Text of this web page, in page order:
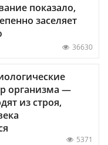
показало,
заселяет
36630
организма —
из строя,
5371